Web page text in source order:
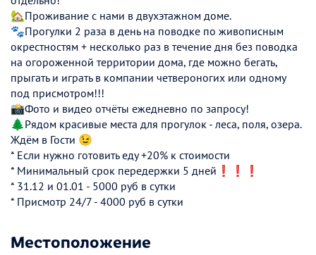
🏡Проживание с нами в двухэтажном доме.
🐾Прогулки 2 раза в день на поводке по живописным
окрестностям + несколько раз в течение дня без поводка
на огороженной территории дома, где можно бегать,
прыгать и играть в компании четвероногих или одному
под присмотром!!!
📸Фото и видео отчёты ежедневно по запросу!
🌲Рядом красивые места для прогулок - леса, поля, озера.
Ждём в Гости 😉
* Если нужно готовить еду +20% к стоимости
* Минимальный срок передержки 5 дней❗️❗️❗️
* 31.12 и 01.01 - 5000 руб в сутки
* Присмотр 24/7 - 4000 руб в сутки
Местоположение